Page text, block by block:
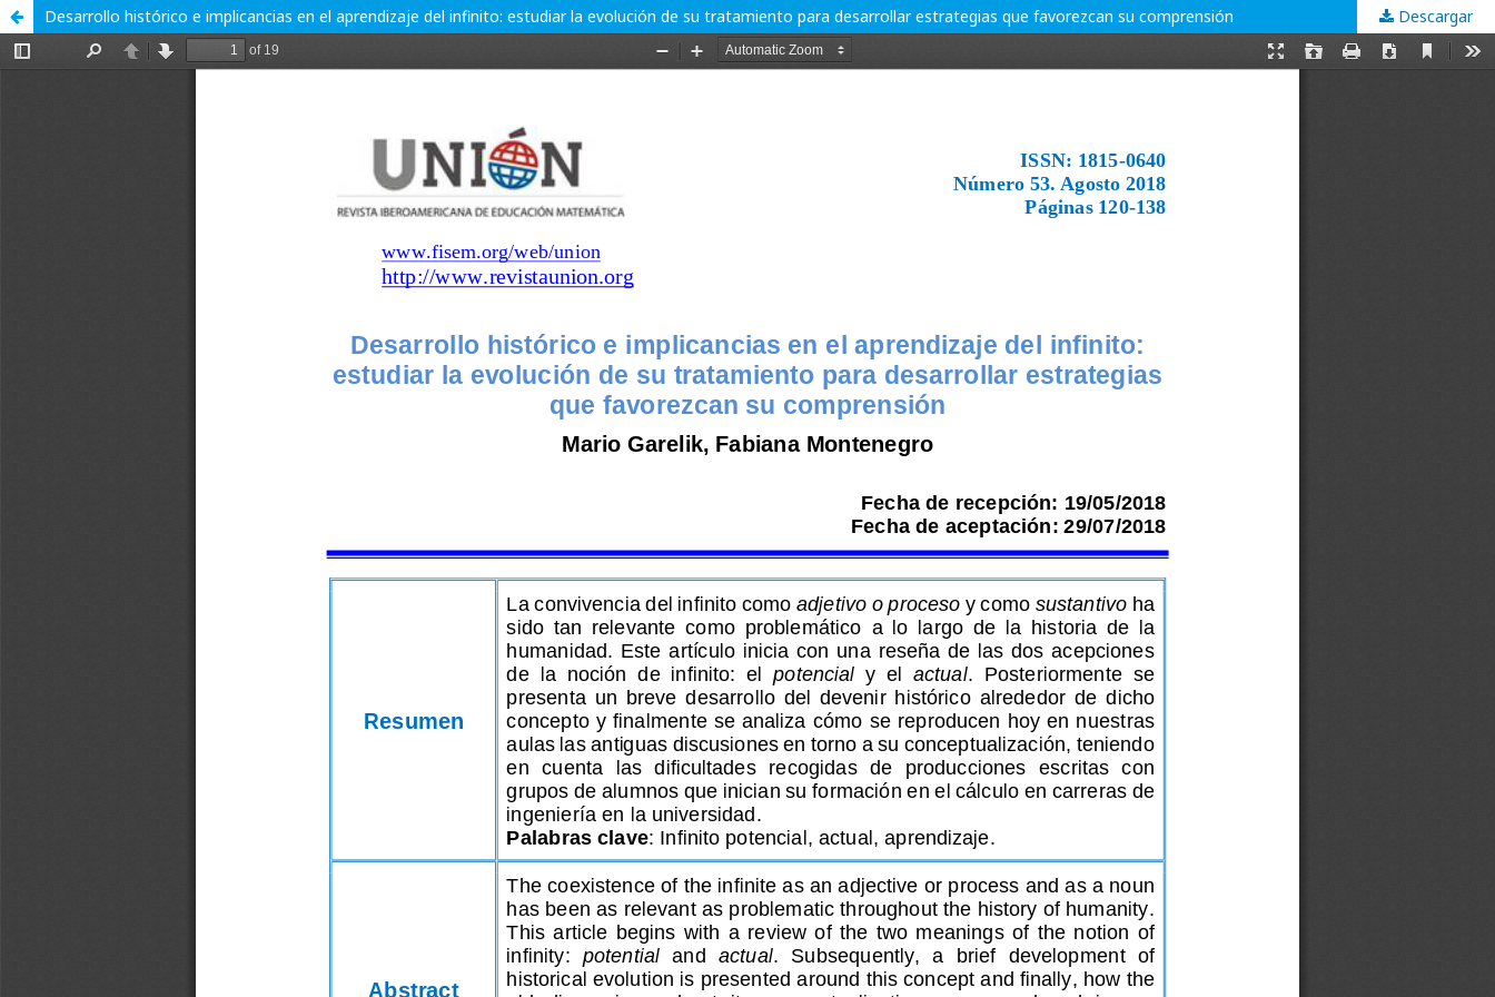
Desarrollo histórico e implicancias en el aprendizaje del infinito: estudiar la evolución de su tratamiento para desarrollar estrategias que favorezcan su comprensión Descargar